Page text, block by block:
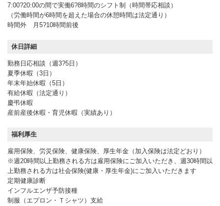
7:00?20:00の間で実働6?8時間のシフト制（時間帯応相談）
（労働時間が6時間を超えた場合の休憩時間は法定通り）
時間外 月5?10時間前後
休日詳細
勤務日応相談（週3?5日）
夏季休暇（3日）
年末年始休暇（5日）
有給休暇（法定通り）
慶弔休暇
産前産後休暇・育児休暇（実績あり）
福利厚生
雇用保険、労災保険、健康保険、厚生年金（加入保険は法定どおり）
※週20時間以上勤務される方は雇用保険にご加入いただき、週30時間以
上勤務される方は社会保険(健康・厚生年金)にご加入いただきます
定期健康診断
インフルエンザ予防接種
制服（エプロン・Ｔシャツ）支給